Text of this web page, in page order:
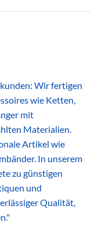
Wir fertigen
wie Ketten,
mit
Materialien.
Artikel wie
In unserem
zu günstigen
und
Qualität,